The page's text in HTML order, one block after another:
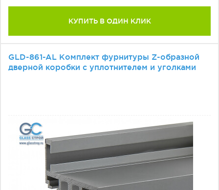
КУПИТЬ В ОДИН КЛИК
GLD-861-AL Комплект фурнитуры Z-образной
дверной коробки с уплотнителем и уголками